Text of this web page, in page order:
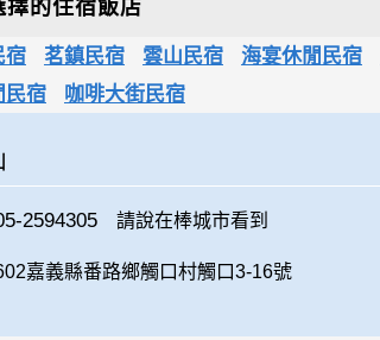
擇的住宿飯店
宿 茗鎮民宿 雲山民宿 海宴休閒民宿
民宿
咖啡大街民宿
2594305 請說在棒城市看到
嘉義縣番路鄉觸口村觸口3-16號